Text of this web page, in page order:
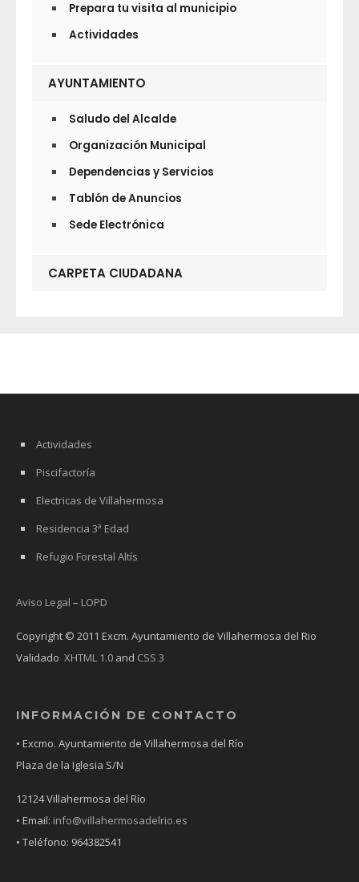
Prepara tu visita al municipio
Actividades
AYUNTAMIENTO
Saludo del Alcalde
Organización Municipal
Dependencias y Servicios
Tablón de Anuncios
Sede Electrónica
CARPETA CIUDADANA
Actividades
Piscifactoría
Electricas de Villahermosa
Residencia 3ª Edad
Refugio Forestal Altís
Aviso Legal – LOPD
Copyright © 2011 Excm. Ayuntamiento de Villahermosa del Rio
Validado XHTML 1.0 and CSS 3
INFORMACIÓN DE CONTACTO
• Excmo. Ayuntamiento de Villahermosa del Río
Plaza de la Iglesia S/N
12124 Villahermosa del Río
• Email: info@villahermosadelrio.es
• Teléfono: 964382541